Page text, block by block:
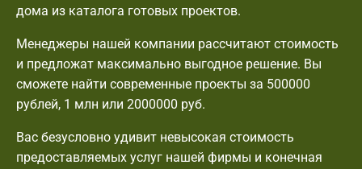
дома из каталога готовых проектов.
Менеджеры нашей компании рассчитают стоимость
и предложат максимально выгодное решение. Вы
сможете найти современные проекты за 500000
рублей, 1 млн или 2000000 руб.
Вас безусловно удивит невысокая стоимость
предоставляемых услуг нашей фирмы и конечная